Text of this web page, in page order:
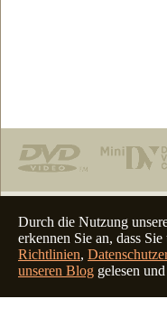
Durch die Nutzung
erkennen Sie an, dass Sie
Richtlinien,
unseren Blog gelesen
Deutsch •